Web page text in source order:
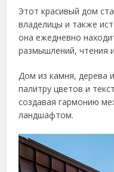
Этот красивый дом
владелицы и также
она ежедневно
размышлений, чтения
Дом из камня, дерева
палитру цветов и
создавая гармонию
ландшафтом.